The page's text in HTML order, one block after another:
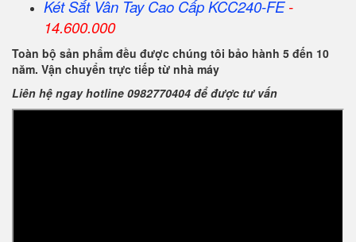
Két Sắt Vân Tay Cao Cấp KCC240-FE-
14.600.000
Toàn bộ sản phẩm đều được chúng tôi bảo hành 5 đến 10
năm. Vận chuyển trực tiếp từ nhà máy
Liên hệ ngay hotline 0982770404 để được tư vấn